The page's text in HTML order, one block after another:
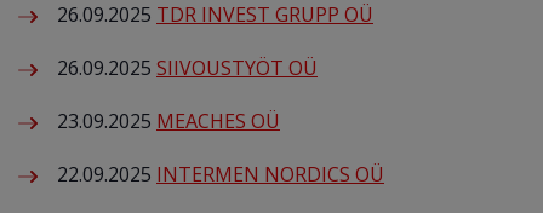
26.09.2025 TDR INVEST GRUPP OÜ
26.09.2025 SIIVOUSTYÖT OÜ
23.09.2025 MEACHES OÜ
22.09.2025 INTERMEN NORDICS OÜ